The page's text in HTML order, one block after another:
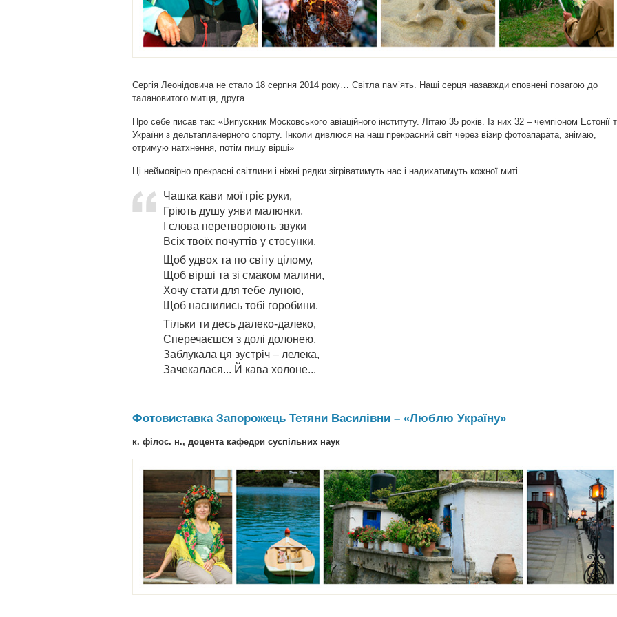
Сергія Леонідовича не стало 18 серпня 2014 року… Світла пам’ять. Наші серця назавжди сповнені повагою до
талановитого митця, друга…
Про себе писав так: «Випускник Московського авіаційного інституту. Літаю 35 років. Із них 32 – чемпіоном Естонії
України з дельтапланерного спорту. Інколи дивлюся на наш прекрасний світ через візир фотоапарата, знімаю,
отримую натхнення, потім пишу вірші»
Ці неймовірно прекрасні світлини і ніжні рядки зігріватимуть нас і надихатимуть кожної миті
Чашка кави мої гріє руки,
Гріють душу уяви малюнки,
І слова перетворюють звуки
Всіх твоїх почуттів у стосунки.
Щоб удвох та по світу цілому,
Щоб вірші та зі смаком малини,
Хочу стати для тебе луною,
Щоб наснились тобі горобини.
Тільки ти десь далеко-далеко,
Сперечаєшся з долі долонею,
Заблукала ця зустріч – лелека,
Зачекалася... Й кава холоне...
Фотовиставка Запорожець Тетяни Василівни – «Люблю Україну»
к. філос. н., доцента кафедри суспільних наук